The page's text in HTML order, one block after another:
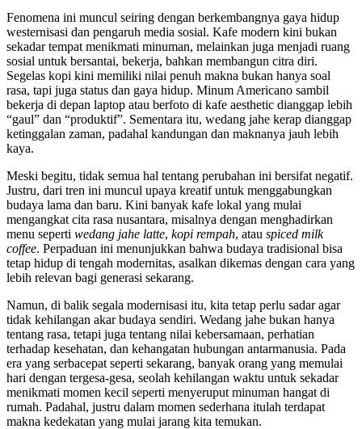
Fenomena ini muncul seiring dengan berkembangnya gaya hidup
westernisasi dan pengaruh media sosial. Kafe modern kini bukan
sekadar tempat menikmati minuman, melainkan juga menjadi ruang
sosial untuk bersantai, bekerja, bahkan membangun citra diri.
Segelas kopi kini memiliki nilai penuh makna bukan hanya soal
rasa, tapi juga status dan gaya hidup. Minum Americano sambil
bekerja di depan laptop atau berfoto di kafe aesthetic dianggap lebih
“gaul” dan “produktif”. Sementara itu, wedang jahe kerap dianggap
ketinggalan zaman, padahal kandungan dan maknanya jauh lebih
kaya.
Meski begitu, tidak semua hal tentang perubahan ini bersifat negatif.
Justru, dari tren ini muncul upaya kreatif untuk menggabungkan
budaya lama dan baru. Kini banyak kafe lokal yang mulai
mengangkat cita rasa nusantara, misalnya dengan menghadirkan
menu seperti wedang jahe latte, kopi rempah, atau spiced milk
coffee. Perpaduan ini menunjukkan bahwa budaya tradisional bisa
tetap hidup di tengah modernitas, asalkan dikemas dengan cara yang
lebih relevan bagi generasi sekarang.
Namun, di balik segala modernisasi itu, kita tetap perlu sadar agar
tidak kehilangan akar budaya sendiri. Wedang jahe bukan hanya
tentang rasa, tetapi juga tentang nilai kebersamaan, perhatian
terhadap kesehatan, dan kehangatan hubungan antarmanusia. Pada
era yang serbacepat seperti sekarang, banyak orang yang memulai
hari dengan tergesa-gesa, seolah kehilangan waktu untuk sekadar
menikmati momen kecil seperti menyeruput minuman hangat di
rumah. Padahal, justru dalam momen sederhana itulah terdapat
makna kedekatan yang mulai jarang kita temukan.